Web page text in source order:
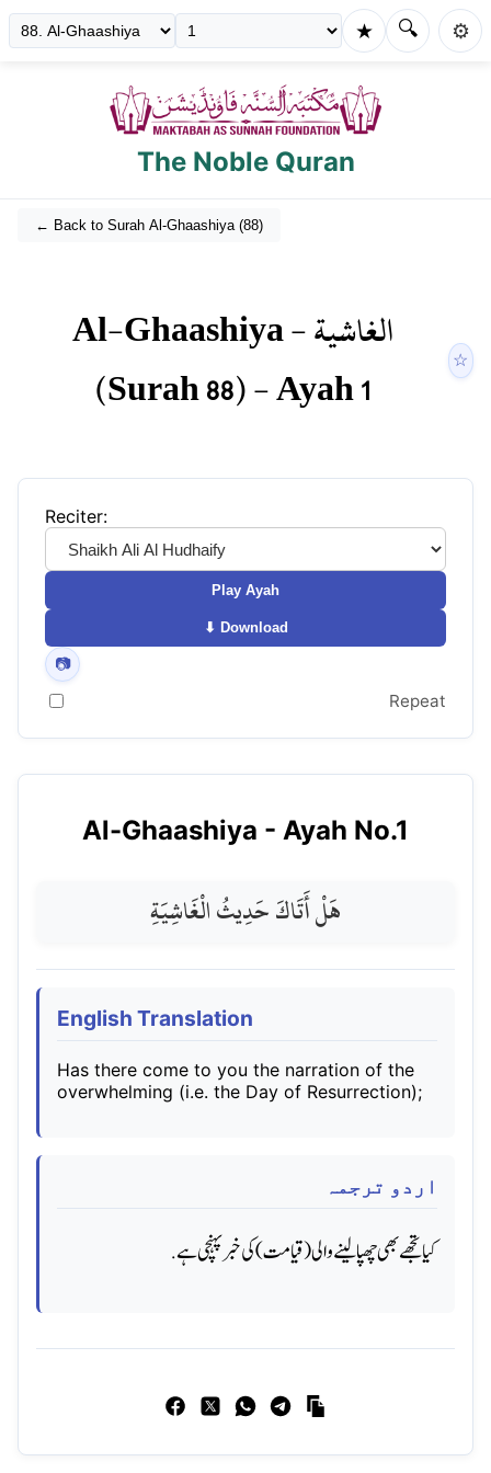
★ 🔍 ⚙️
The Noble Quran
← Back to Surah Al-Ghaashiya(88)
Al-Ghaashiya-الغاشية
(Surah88) - Ayah1
☆
Reciter:
Play Ayah
⬇ Download
📷
Repeat
Al-Ghaashiya - Ayah No.1
هَلْ أَتَاكَ حَدِيثُ الْغَاشِيَةِ
English Translation
Has there come to you the narration of the
overwhelming (i.e. the Day of Resurrection);
اردو ترجمہ
کیا تجھے بھی چھپا لینے والی (قیامت) کی خبر پہنچی ہے.